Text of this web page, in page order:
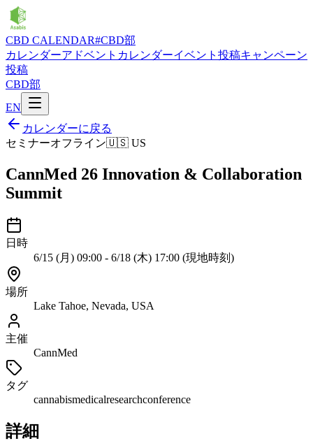
CBD CALENDAR#CBD部
カレンダーアドベントカレンダーイベント投稿キャンペーン
投稿
CBD部
EN
カレンダーに戻る
セミナーオフライン🇺🇸 US
CannMed 26 Innovation & Collaboration
Summit
日時
6/15 (月) 09:00 - 6/18 (木) 17:00 (現地時刻)
場所
Lake Tahoe, Nevada, USA
主催
CannMed
タグ
cannabismedicalresearchconference
詳細